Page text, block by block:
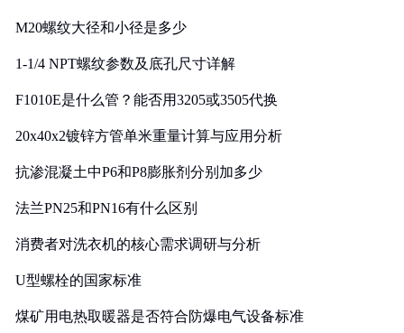
M20螺纹大径和小径是多少
1-1/4 NPT螺纹参数及底孔尺寸详解
F1010E是什么管？能否用3205或3505代换
20x40x2镀锌方管单米重量计算与应用分析
抗渗混凝土中P6和P8膨胀剂分别加多少
法兰PN25和PN16有什么区别
消费者对洗衣机的核心需求调研与分析
U型螺栓的国家标准
煤矿用电热取暖器是否符合防爆电气设备标准